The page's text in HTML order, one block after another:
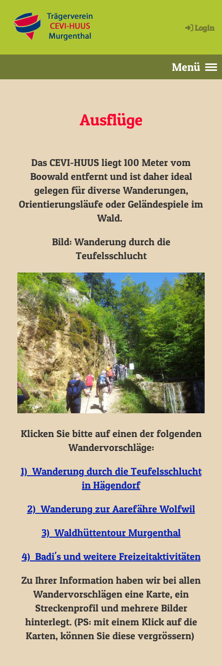
Login
Menü
Ausflüge
Das CEVI-HUUS liegt 100 Meter vom
Boowald entfernt und ist daher ideal
gelegen für diverse Wanderungen,
Orientierungsläufe oder Geländespiele im
Wald.
Bild: Wanderung durch die
Teufelsschlucht
Klicken Sie bitte auf einen der folgenden
Wandervorschläge:
1) Wanderung durch die Teufelsschlucht
in Hägendorf
2) Wanderung zur Aarefähre Wolfwil
3) Waldhüttentour Murgenthal
4) Badi's und weitere Freizeitaktivitäten
Zu Ihrer Information haben wir bei allen
Wandervorschlägen eine Karte, ein
Streckenprofil und mehrere Bilder
hinterlegt. (PS: mit einem Klick auf die
Karten, können Sie diese vergrössern)